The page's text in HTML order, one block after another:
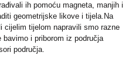
ih pomoću magneta, manjih i
geometrijske likove i tijela.Na
cijelim tijelom napravili smo razne
i priborom iz područja
područja.